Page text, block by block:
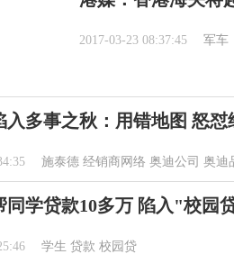
2017-03-23 08:37:45 军车
入多事之秋：用错地图 怒怼
施泰德 经销商网络 奥迪公司 奥迪
同学贷款10多万 陷入"校园
学生 贷款 校园贷